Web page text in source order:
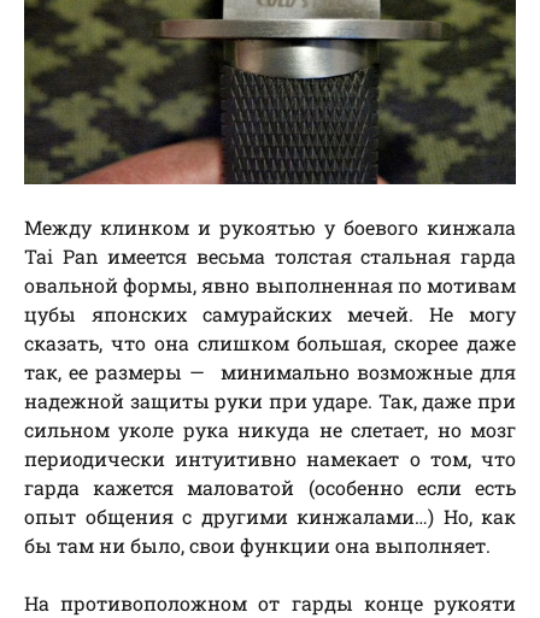
Между клинком и рукоятью у боевого кинжала
Tai Pan имеется весьма толстая стальная гарда
овальной формы, явно выполненная по мотивам
цубы японских самурайских мечей. Не могу
сказать, что она слишком большая, скорее даже
так, ее размеры — минимально возможные для
надежной защиты руки при ударе. Так, даже при
сильном уколе рука никуда не слетает, но мозг
периодически интуитивно намекает о том, что
гарда кажется маловатой (особенно если есть
опыт общения с другими кинжалами…) Но, как
бы там ни было, свои функции она выполняет.
На противоположном от гарды конце рукояти